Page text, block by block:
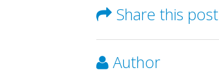
Share this post
Author